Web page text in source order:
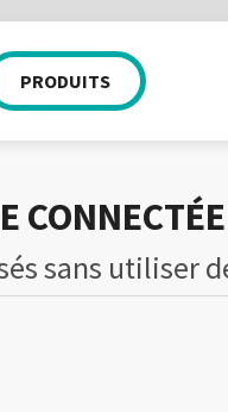
PRODUITS
sans utiliser